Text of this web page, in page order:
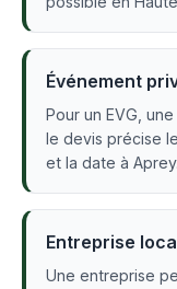
Événement
Pour un EVG,
le devis précise
et la date à Aprey.
Entreprise
Une entreprise